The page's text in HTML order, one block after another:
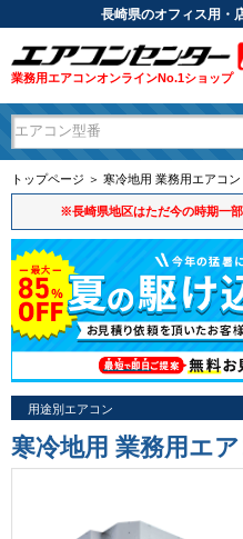
長崎県のオフィス用・
業務用エアコンオンラインNo.1ショップ
トップページ ＞ 寒冷地用 業務用エアコン
※長崎県地区はただ今の時期一
用途別エアコン
寒冷地用 業務用エ